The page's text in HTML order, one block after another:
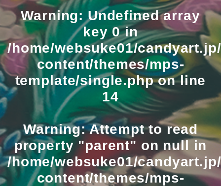
Warning: Undefined array
key 0 in
/home/websuke01/
content/themes/mps-
template/single.phpon line
14
Warning: Attempt to read
property "parent" on null in
/home/websuke01/
content/themes/mps-